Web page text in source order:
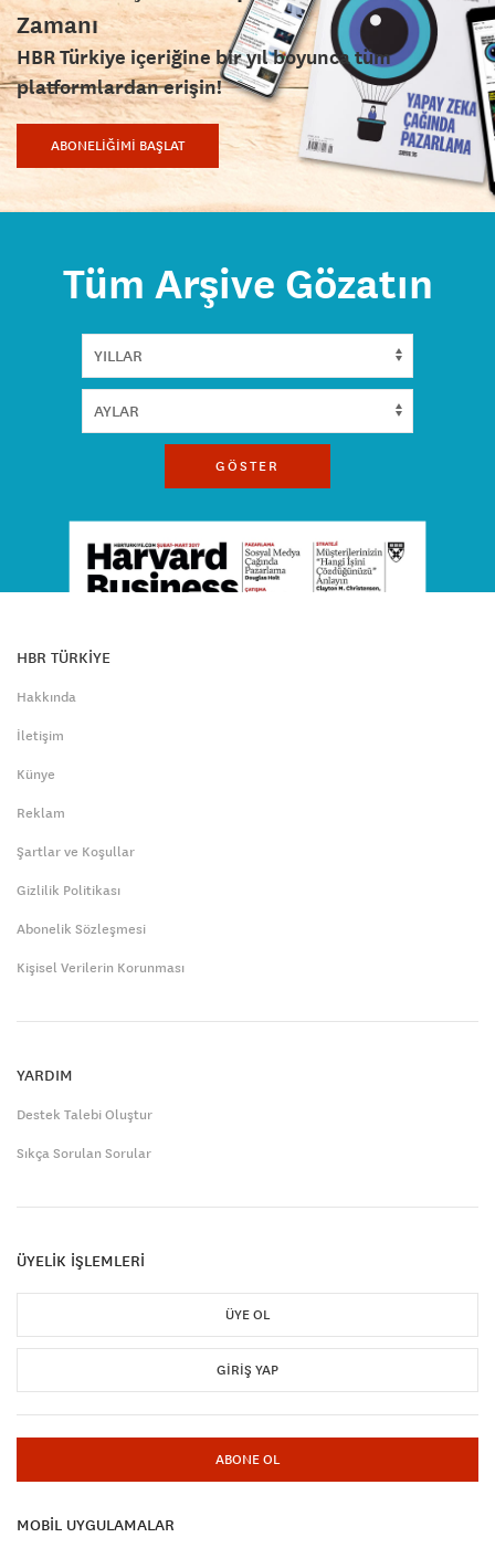
Zamanı
HBR Türkiye içeriğine bir yıl boyunca tüm
platformlardan erişin!
ABONELİĞİMİ BAŞLAT
Tüm Arşive Gözatın
GÖSTER
HBR TÜRKİYE
Hakkında
İletişim
Künye
Reklam
Şartlar ve Koşullar
Gizlilik Politikası
Abonelik Sözleşmesi
Kişisel Verilerin Korunması
YARDIM
Destek Talebi Oluştur
Sıkça Sorulan Sorular
ÜYELİK İŞLEMLERİ
ÜYE OL
GIRIŞ YAP
ABONE OL
MOBİL UYGULAMALAR